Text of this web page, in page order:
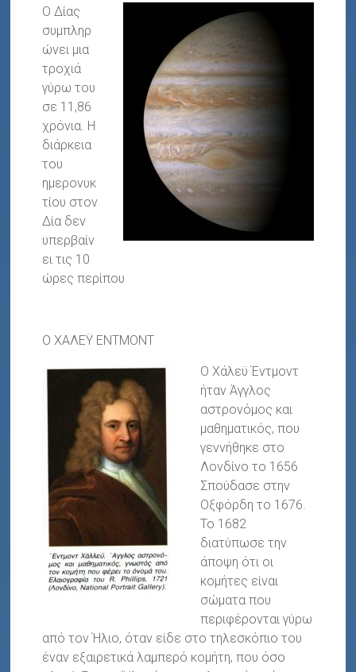
Ο Δίας
συμπληρ
ώνει μια
τροχιά
γύρω του
σε 11,86
χρόνια. Η
διάρκεια
του
ημερονυκ
τίου στον
Δία δεν
υπερβαίν
ει τις 10
ώρες περίπου
Ο ΧΑΛΕΫ ΕΝΤΜΟΝΤ
Ο Χάλεϋ Έντμοντ
ήταν Άγγλος
αστρονόμος και
μαθηματικός, που
γεννήθηκε στο
Λονδίνο το 1656
Σπούδασε στην
Οξφόρδη το 1676.
Το 1682
διατύπωσε την
άποψη ότι οι
κομήτες είναι
σώματα που
περιφέρονται γύρω
από τον Ήλιο, όταν είδε στο τηλεσκόπιο του
έναν εξαιρετικά λαμπερό κομήτη, που όσο